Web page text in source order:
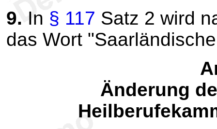
9. In § 117 Satz 2 wird
das Wort
Änderung